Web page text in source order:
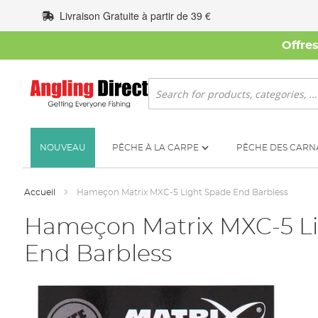
au
contenu
Livraison Gratuite à partir de 39 €
Rechercher
NOUVEAU PÊCHE À LA CARPE PÊCHE DES
Accueil Hameçon Matrix MXC-5 Light Spade End Barbless
Hameçon Matrix MXC-5
End Barbless